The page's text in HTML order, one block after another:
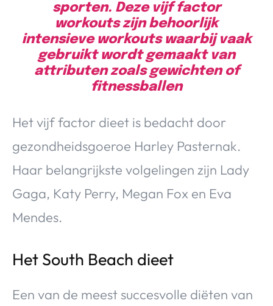
sporten. Deze vijf factor
workouts zijn behoorlijk
intensieve workouts waarbij vaak
gebruikt wordt gemaakt van
attributen zoals gewichten of
fitnessballen
Het vijf factor dieet is bedacht door
gezondheidsgoeroe Harley Pasternak.
Haar belangrijkste volgelingen zijn Lady
Gaga, Katy Perry, Megan Fox en Eva
Mendes.
Het South Beach dieet
Een van de meest succesvolle diëten van